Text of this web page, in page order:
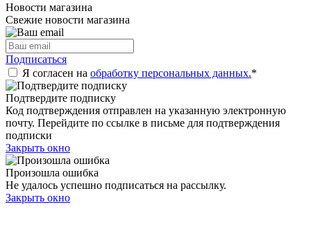
Новости магазина
Свежие новости магазина
Подписаться
Я согласен на обработку персональных данных.*
Подтвердите подписку
Код подтверждения отправлен на указанную электронную
почту. Перейдите по ссылке в письме для подтверждения
подписки
Закрыть окно
Произошла ошибка
Не удалось успешно подписаться на рассылку.
Закрыть окно